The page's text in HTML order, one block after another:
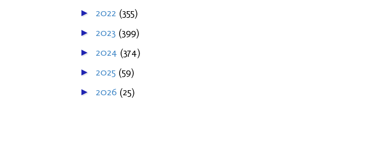
► 2022 (355)
► 2023 (399)
► 2024 (374)
► 2025 (59)
► 2026 (25)